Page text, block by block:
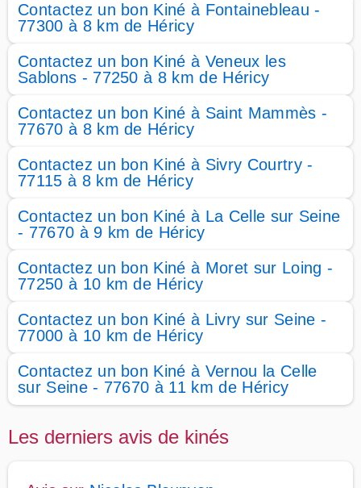
Contactez un bon Kiné à Fontainebleau -
77300 à 8 km de Héricy
Contactez un bon Kiné à Veneux les
Sablons - 77250 à 8 km de Héricy
Contactez un bon Kiné à Saint Mammès -
77670 à 8 km de Héricy
Contactez un bon Kiné à Sivry Courtry -
77115 à 8 km de Héricy
Contactez un bon Kiné à La Celle sur Seine
- 77670 à 9 km de Héricy
Contactez un bon Kiné à Moret sur Loing -
77250 à 10 km de Héricy
Contactez un bon Kiné à Livry sur Seine -
77000 à 10 km de Héricy
Contactez un bon Kiné à Vernou la Celle
sur Seine - 77670 à 11 km de Héricy
Les derniers avis de kinés